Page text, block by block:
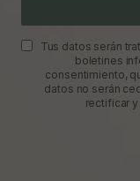
Tus datos serán
boletines
consentimiento,
datos no serán
rectificar